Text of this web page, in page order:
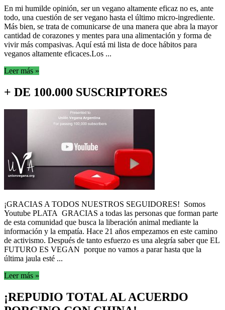
En mi humilde opinión, ser un vegano altamente eficaz no es, ante
todo, una cuestión de ser vegano hasta el último micro-ingrediente.
Más bien, se trata de comunicarse de una manera que abra la mayor
cantidad de corazones y mentes para una alimentación y forma de
vivir más compasivas. Aquí está mi lista de doce hábitos para
veganos altamente eficaces.Los ...
Leer más »
+ DE 100.000 SUSCRIPTORES
¡GRACIAS A TODOS NUESTROS SEGUIDORES! Somos
Youtube PLATA GRACIAS a todas las personas que forman parte
de esta comunidad que busca la liberación animal mediante la
información y la empatía. Hace 21 años empezamos en este camino
de activismo. Después de tanto esfuerzo es una alegría saber que EL
FUTURO ES VEGAN porque no vamos a parar hasta que la
última jaula esté ...
Leer más »
¡REPUDIO TOTAL AL ACUERDO